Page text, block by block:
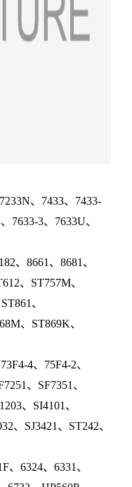
、7433、7433-
7633-3、7633U、
、8661、8681、
、ST757M、
、
、ST869K、
4、75F4-2、
、SF7351、
、SI4101、
、SJ3421、ST242、
、6324、6331、